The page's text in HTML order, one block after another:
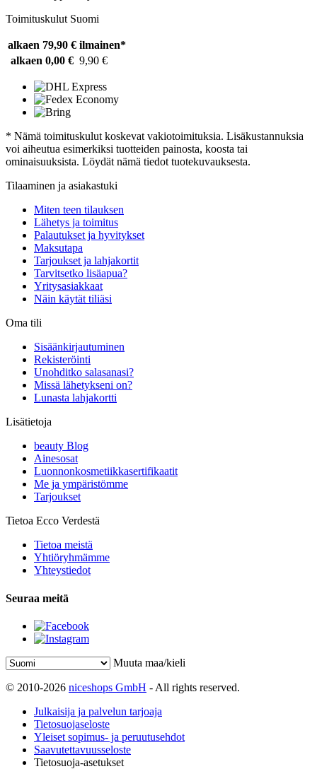
Toimituskulut Suomi
alkaen 79,90 € ilmainen*
alkaen 0,00 € 9,90 €
* Nämä toimituskulut koskevat vakiotoimituksia. Lisäkustannuksia
voi aiheutua esimerkiksi tuotteiden painosta, koosta tai
ominaisuuksista. Löydät nämä tiedot tuotekuvauksesta.
Tilaaminen ja asiakastuki
Miten teen tilauksen
Lähetys ja toimitus
Palautukset ja hyvitykset
Maksutapa
Tarjoukset ja lahjakortit
Tarvitsetko lisäapua?
Yritysasiakkaat
Näin käytät tiliäsi
Oma tili
Sisäänkirjautuminen
Rekisteröinti
Unohditko salasanasi?
Missä lähetykseni on?
Lunasta lahjakortti
Lisätietoja
beauty Blog
Ainesosat
Luonnonkosmetiikkasertifikaatit
Me ja ympäristömme
Tarjoukset
Tietoa Ecco Verdestä
Tietoa meistä
Yhtiöryhmämme
Yhteystiedot
Seuraa meitä
Muuta maa/kieli
© 2010-2026 niceshops GmbH - All rights reserved.
Julkaisija ja palvelun tarjoaja
Tietosuojaseloste
Yleiset sopimus- ja peruutusehdot
Saavutettavuusseloste
Tietosuoja-asetukset